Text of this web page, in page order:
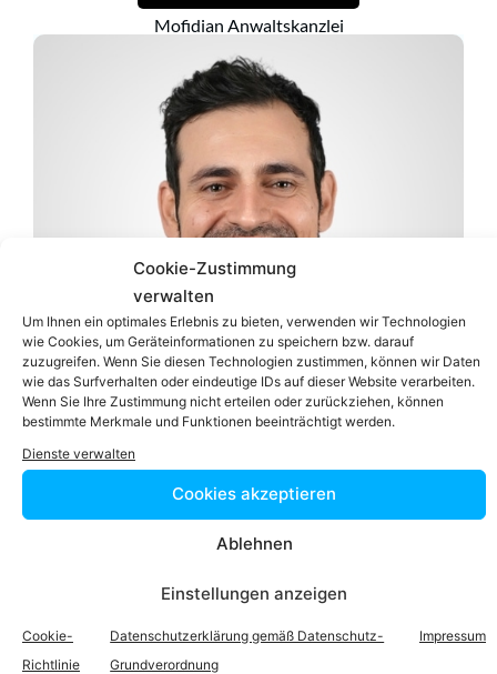
Cookie-Zustimmung
verwalten
Um Ihnen ein optimales Erlebnis zu bieten, verwenden wir Technologien
wie Cookies, um Geräteinformationen zu speichern bzw. darauf
zuzugreifen. Wenn Sie diesen Technologien zustimmen, können wir Daten
wie das Surfverhalten oder eindeutige IDs auf dieser Website verarbeiten.
Wenn Sie Ihre Zustimmung nicht erteilen oder zurückziehen, können
bestimmte Merkmale und Funktionen beeinträchtigt werden.
Dienste verwalten
Cookies akzeptieren
Ablehnen
Einstellungen anzeigen
Cookie-
Richtlinie
Datenschutzerklärung gemäß Datenschutz-
Grundverordnung
Impressum
Mofidian Anwaltskanzlei
Manuel MOFIDIAN
Zum Profil